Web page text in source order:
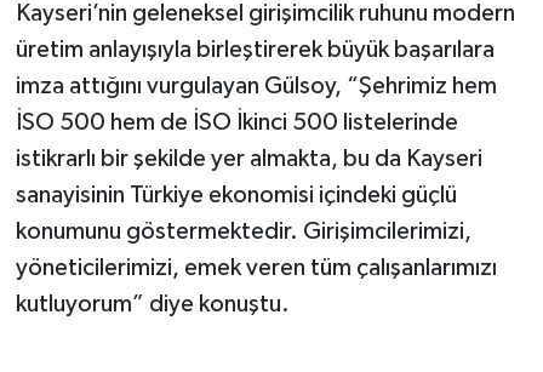
Kayseri’nin geleneksel girişimcilik ruhunu modern
üretim anlayışıyla birleştirerek büyük başarılara
imza attığını vurgulayan Gülsoy, “Şehrimiz hem
İSO 500 hem de İSO İkinci 500 listelerinde
istikrarlı bir şekilde yer almakta, bu da Kayseri
sanayisinin Türkiye ekonomisi içindeki güçlü
konumunu göstermektedir. Girişimcilerimizi,
yöneticilerimizi, emek veren tüm çalışanlarımızı
kutluyorum” diye konuştu.